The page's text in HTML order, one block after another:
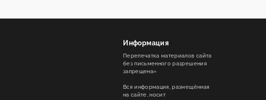
Информация
Перепечатка материалов сайта
без письменного разрешения
запрещена»
Вся информация, размещённая
на сайте, носит